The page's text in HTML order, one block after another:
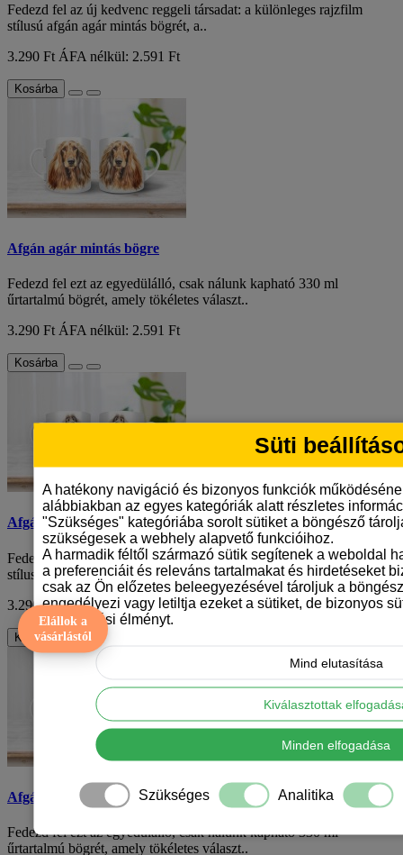
Fedezd fel az új kedvenc reggeli társadat: a különleges rajzfilm
stílusú afgán agár mintás bögrét, a..
3.290 Ft ÁFA nélkül: 2.591 Ft
Kosárba
Afgán agár mintás bögre
Fedezd fel ezt az egyedülálló, csak nálunk kapható 330 ml
űrtartalmú bögrét, amely tökéletes választ..
3.290 Ft ÁFA nélkül: 2.591 Ft
Kosárba
Afgán agár mintás bögre
Fedezd fel az új kedvenc reggeli társadat: a különleges rajzfilm
stílusú afgán agár mintás bögrét, a..
3.290 FtÁFA nélkül: 2.591 Ft
Kosárba
Afgán agár mintás bögre
Fedezd fel ezt az egyedülálló, csak nálunk kapható 330 ml
űrtartalmú bögrét, amely tökéletes választ..
Elállok a
vásárlástól
Süti
A hatékony navigáció és bizonyos funkciók
alábbiakban az egyes kategóriák alatt részletes
"Szükséges" kategóriába sorolt sütiket a böngésző
szükségesek a webhely alapvető funkcióihoz.
A harmadik féltől származó sütik segítenek a weboldal
a preferenciáit és releváns tartalmakat és hirdetéseket
csak az Ön előzetes beleegyezésével tároljuk a
engedélyezi vagy letiltja ezeket a sütiket, de bizonyos
böngészési élményt.
Mind elutasítása
Kiválasztottak
Minden elfogadása
Szükséges Analitika